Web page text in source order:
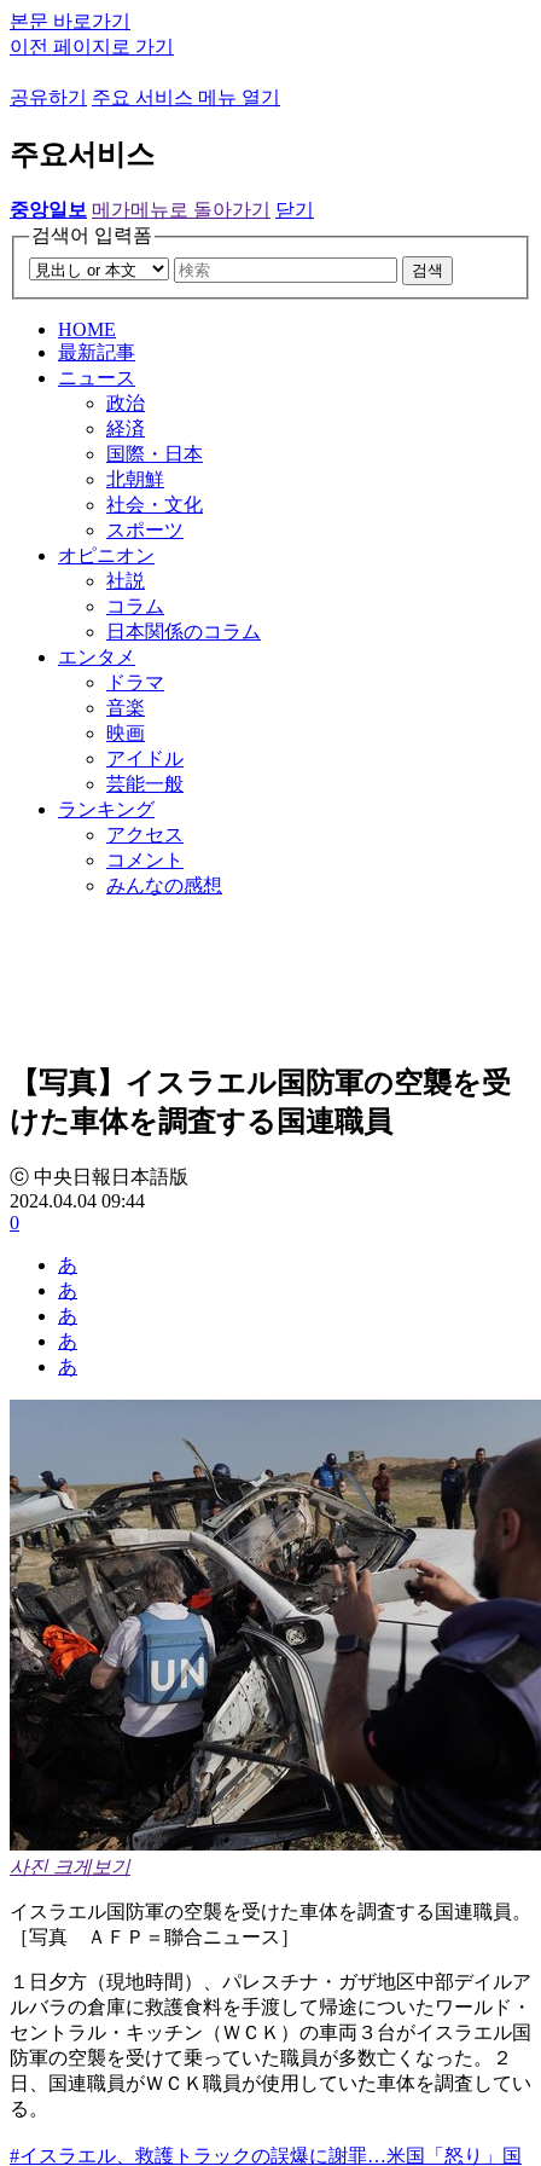
본문 바로가기
이전 페이지로 가기
공유하기 주요 서비스 메뉴 열기
주요서비스
중앙일보 메가메뉴로 돌아가기
닫기
검색어 입력폼
검색
HOME
最新記事
ニュース
政治
経済
国際・日本
北朝鮮
社会・文化
スポーツ
オピニオン
社説
コラム
日本関係のコラム
エンタメ
ドラマ
音楽
映画
アイドル
芸能一般
ランキング
アクセス
コメント
みんなの感想
【写真】イスラエル国防軍の空襲を受
けた車体を調査する国連職員
ⓒ 中央日報日本語版
2024.04.04 09:44
0
あ
あ
あ
あ
あ
사진 크게보기
イスラエル国防軍の空襲を受けた車体を調査する国連職員。
［写真 ＡＦＰ＝聯合ニュース］
１日夕方（現地時間）、パレスチナ・ガザ地区中部デイルア
ルバラの倉庫に救護食料を手渡して帰途についたワールド・
セントラル・キッチン（ＷＣＫ）の車両３台がイスラエル国
防軍の空襲を受けて乗っていた職員が多数亡くなった。２
日、国連職員がＷＣＫ職員が使用していた車体を調査してい
る。
#イスラエル、救護トラックの誤爆に謝罪…米国「怒り」国